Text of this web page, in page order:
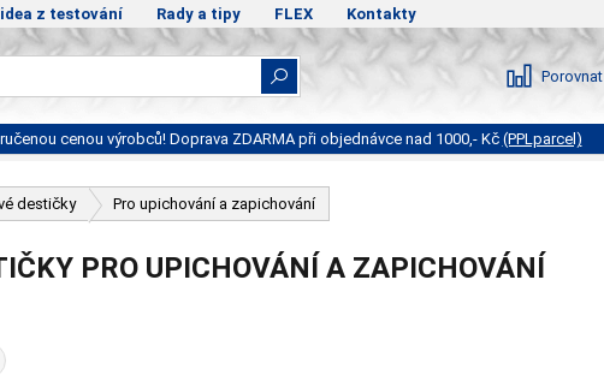
z testování Rady a tipy FLEX Kontakty
Porovnat
cenou výrobců! Doprava ZDARMA při objednávce nad 1000,- Kč (PPLparcel)
destičky Pro upichování a zapichování
PRO UPICHOVÁNÍ A ZAPICHOVÁNÍ